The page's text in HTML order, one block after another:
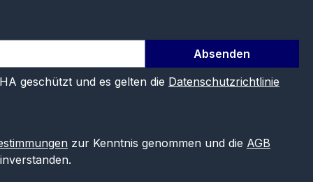
Absenden
geschützt und es gelten die Datenschutzrichtlinie
zur Kenntnis genommen und die AGB